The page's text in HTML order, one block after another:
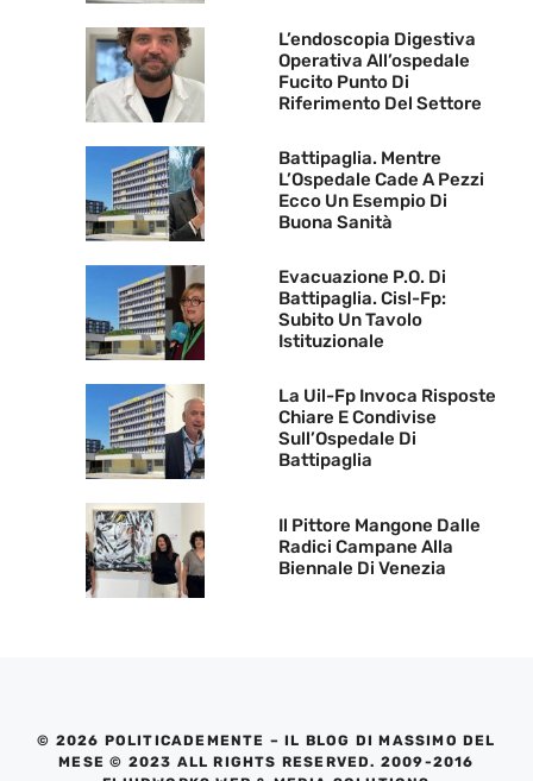
L’endoscopia Digestiva
Operativa All’ospedale
Fucito Punto Di
Riferimento Del Settore
Battipaglia. Mentre
L’Ospedale Cade A Pezzi
Ecco Un Esempio Di
Buona Sanità
Evacuazione P.O. Di
Battipaglia. Cisl-Fp:
Subito Un Tavolo
Istituzionale
La Uil-Fp Invoca Risposte
Chiare E Condivise
Sull’Ospedale Di
Battipaglia
Il Pittore Mangone Dalle
Radici Campane Alla
Biennale Di Venezia
© 2026 POLITICADEMENTE – IL BLOG DI MASSIMO DEL
MESE © 2023 ALL RIGHTS RESERVED. 2009-2016